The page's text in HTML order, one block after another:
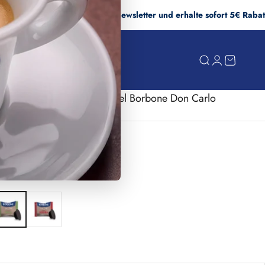
Abonniere den Newsletter und erhalte sofort 5€ Rabatt!
SucheAnmelden
Kapseln kompatibel Borbone Don Carlo